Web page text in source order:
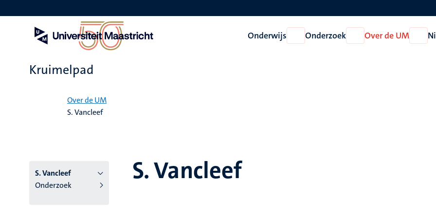
en
Onderwijs
Open
Onderwijs
Onderzoek
Open
Onderzoek
Over de UM
Open
Over
Kruimelpad
Over de UM
S. Vancleef
S. Vancleef
Onderzoek
S. Vancleef